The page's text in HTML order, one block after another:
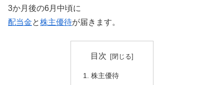
3か月後の6月中頃に
配当金と株主優待が届きます。
目次
株主優待